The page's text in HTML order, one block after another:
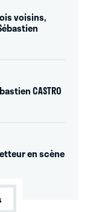
voisins,
CASTRO
en scène